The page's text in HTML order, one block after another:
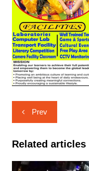
Post
navigation
Prev
Related articles